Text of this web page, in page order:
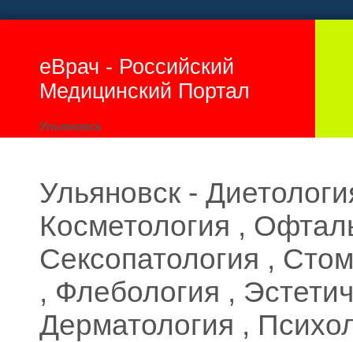
еВрач - Российский
Медицинский Портал
Ульяновск
Ульяновск -
Косметология ,
Сексопатология ,
, Флебология ,
Дерматология ,